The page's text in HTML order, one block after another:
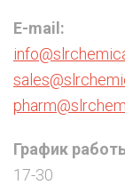
E-mail:
График
17-30